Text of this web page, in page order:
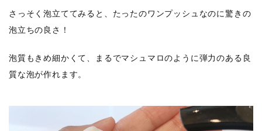
さっそく泡立ててみると、たったのワンプッシュなのに驚きの
泡立ちの良さ！
泡質もきめ細かくて、まるでマシュマロのように弾力のある良
質な泡が作れます。